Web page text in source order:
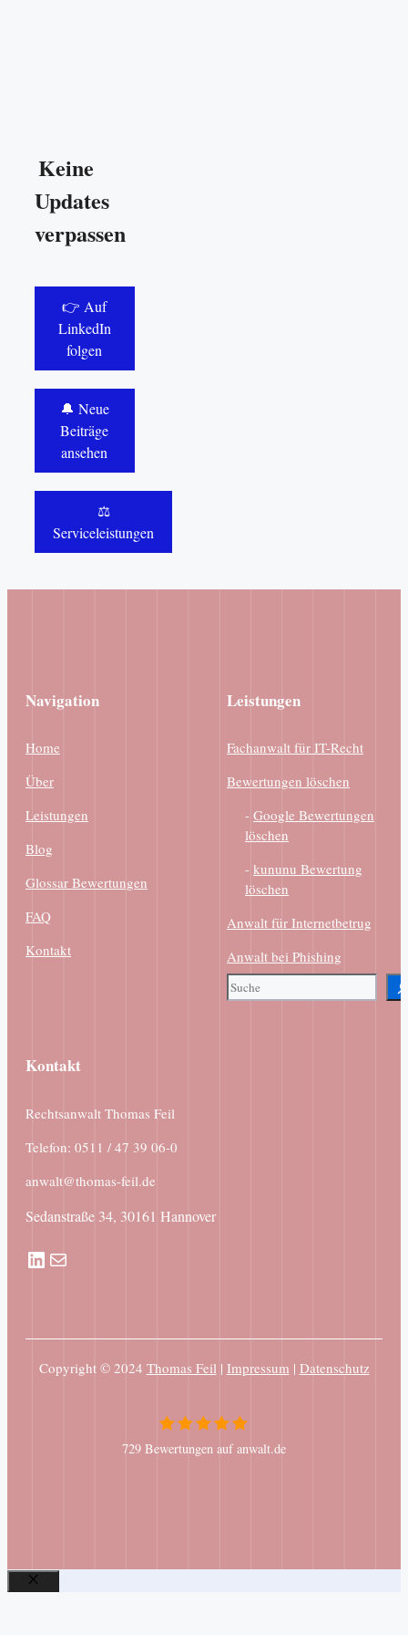
Keine
Updates
verpassen
👉 Auf
LinkedIn
folgen
🔔 Neue
Beiträge
ansehen
⚖️
Serviceleistungen
Navigation
Home
Über
Leistungen
Blog
Glossar Bewertungen
FAQ
Kontakt
Leistungen
Fachanwalt für IT-Recht
Bewertungen löschen
- Google Bewertungen
löschen
- kununu Bewertung
löschen
Anwalt für Internetbetrug
Anwalt bei Phishing
Suchen
Kontakt
Rechtsanwalt Thomas Feil
Telefon: 0511 / 47 39 06-0
anwalt@thomas-feil.de
Sedanstraße 34, 30161 Hannover
LinkedIn
E-Mail
Copyright © 2024 Thomas Feil | Impressum | Datenschutz
729 Bewertungen auf anwalt.de
Schließen